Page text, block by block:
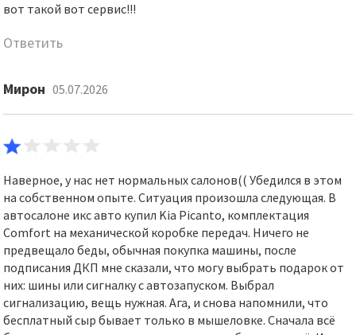
вот такой вот сервис!!!
Ответить
Мирон 05.07.2026
Наверное, у нас нет нормальных салонов(( Убедился в этом
на собственном опыте. Ситуация произошла следующая. В
автосалоне икс авто купил Kia Picanto, комплектация
Comfort на механической коробке передач. Ничего не
предвещало беды, обычная покупка машины, после
подписания ДКП мне сказали, что могу выбрать подарок от
них: шины или сигналку с автозапуском. Выбрал
сигнализацию, вещь нужная. Ага, и снова напомнили, что
бесплатный сыр бывает только в мышеловке. Сначала всё